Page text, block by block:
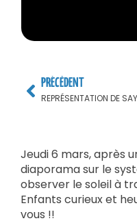
PRÉCÈDENT
Jeudi 6 mars, après
diaporama sur le
observer le soleil à
Enfants curieux et
vous !!